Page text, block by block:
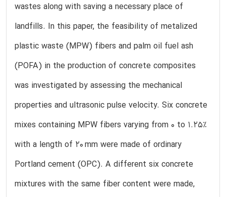
wastes along with saving a necessary place of
landfills. In this paper, the feasibility of metalized
plastic waste (MPW) fibers and palm oil fuel ash
(POFA) in the production of concrete composites
was investigated by assessing the mechanical
properties and ultrasonic pulse velocity. Six concrete
mixes containing MPW fibers varying from 0 to 1.25%
with a length of 20 mm were made of ordinary
Portland cement (OPC). A different six concrete
mixtures with the same fiber content were made,